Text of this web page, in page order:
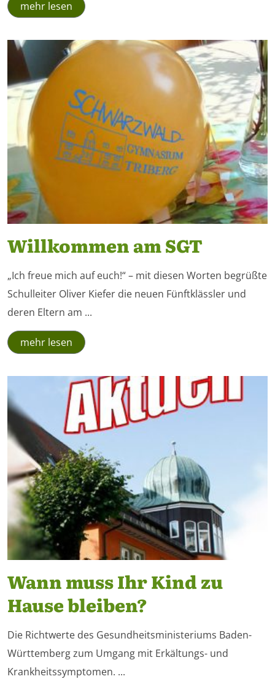
mehr lesen
Willkommen am SGT
„Ich freue mich auf euch!“ – mit diesen Worten begrüßte
Schulleiter Oliver Kiefer die neuen Fünftklässler und
deren Eltern am ...
mehr lesen
Wann muss Ihr Kind zu
Hause bleiben?
Die Richtwerte des Gesundheitsministeriums Baden-
Württemberg zum Umgang mit Erkältungs- und
Krankheitssymptomen. ...